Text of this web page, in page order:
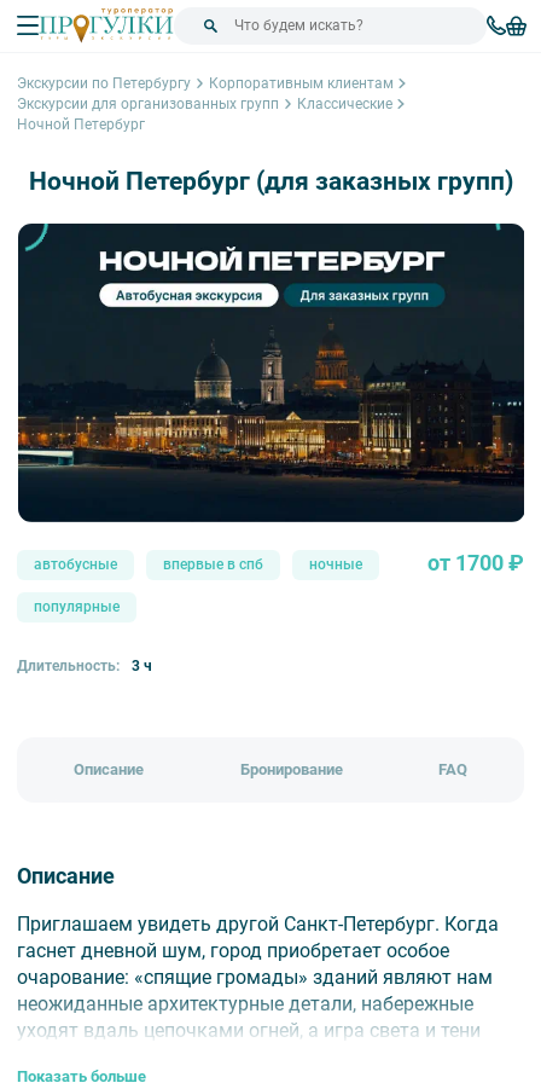
Экскурсии по Петербургу
Корпоративным клиентам
Экскурсии для организованных групп
Классические
Ночной Петербург
Ночной Петербург (для заказных групп)
автобусные впервые в спб ночные
популярные
от 1700 ₽
Длительность: 3 ч
Описание Бронирование FAQ
Описание
Приглашаем увидеть другой Санкт-Петербург. Когда
гаснет дневной шум, город приобретает особое
очарование: «спящие громады» зданий являют нам
неожиданные архитектурные детали, набережные
уходят вдаль цепочками огней, а игра света и тени
Показать больше